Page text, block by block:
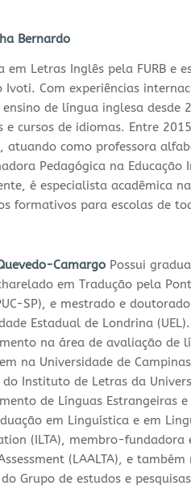
Bernardo
em Letras Inglês pela FURB e
Ivoti. Com experiências
de língua inglesa desde
e cursos de idiomas. Entre
atuando como professora
Pedagógica na
é especialista acadêmica
formativos para escolas de
Camargo Possui
em Tradução pela
SP), e mestrado e
Estadual de Londrina
na área de avaliação de
na Universidade de
Instituto de Letras da
de Línguas Estrangeiras
em Linguística e em
(ILTA), membro-
(LAALTA), e
Grupo de estudos e